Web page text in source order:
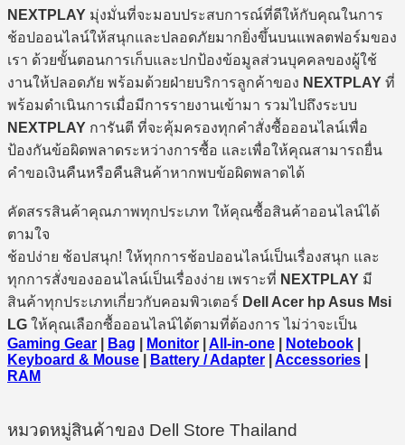
NEXTPLAY มุ่งมั่นที่จะมอบประสบการณ์ที่ดีให้กับคุณในการ
ช้อปออนไลน์ให้สนุกและปลอดภัยมากยิ่งขึ้นบนแพลตฟอร์มของ
เรา ด้วยขั้นตอนการเก็บและปกป้องข้อมูลส่วนบุคคลของผู้ใช้
งานให้ปลอดภัย พร้อมด้วยฝ่ายบริการลูกค้าของ NEXTPLAY ที่
พร้อมดำเนินการเมื่อมีการรายงานเข้ามา รวมไปถึงระบบ
NEXTPLAY การันตี ที่จะคุ้มครองทุกคำสั่งซื้อออนไลน์เพื่อ
ป้องกันข้อผิดพลาดระหว่างการซื้อ และเพื่อให้คุณสามารถยื่น
คำขอเงินคืนหรือคืนสินค้าหากพบข้อผิดพลาดได้
คัดสรรสินค้าคุณภาพทุกประเภท ให้คุณซื้อสินค้าออนไลน์ได้
ตามใจ
ช้อปง่าย ช้อปสนุก! ให้ทุกการช้อปออนไลน์เป็นเรื่องสนุก และ
ทุกการสั่งของออนไลน์เป็นเรื่องง่าย เพราะที่ NEXTPLAY มี
สินค้าทุกประเภทเกี่ยวกับคอมพิวเตอร์ Dell Acer hp Asus Msi
LG ให้คุณเลือกซื้อออนไลน์ได้ตามที่ต้องการ ไม่ว่าจะเป็น
Gaming Gear
Bag Monitor All-in-one Notebook
Keyboard & Mouse
Battery / Adapter Accessories
RAM
หมวดหมู่สินค้าของ Dell Store Thailand